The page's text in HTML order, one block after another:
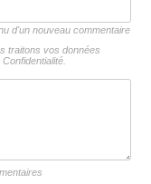
d'un nouveau commentaire
traitons vos données